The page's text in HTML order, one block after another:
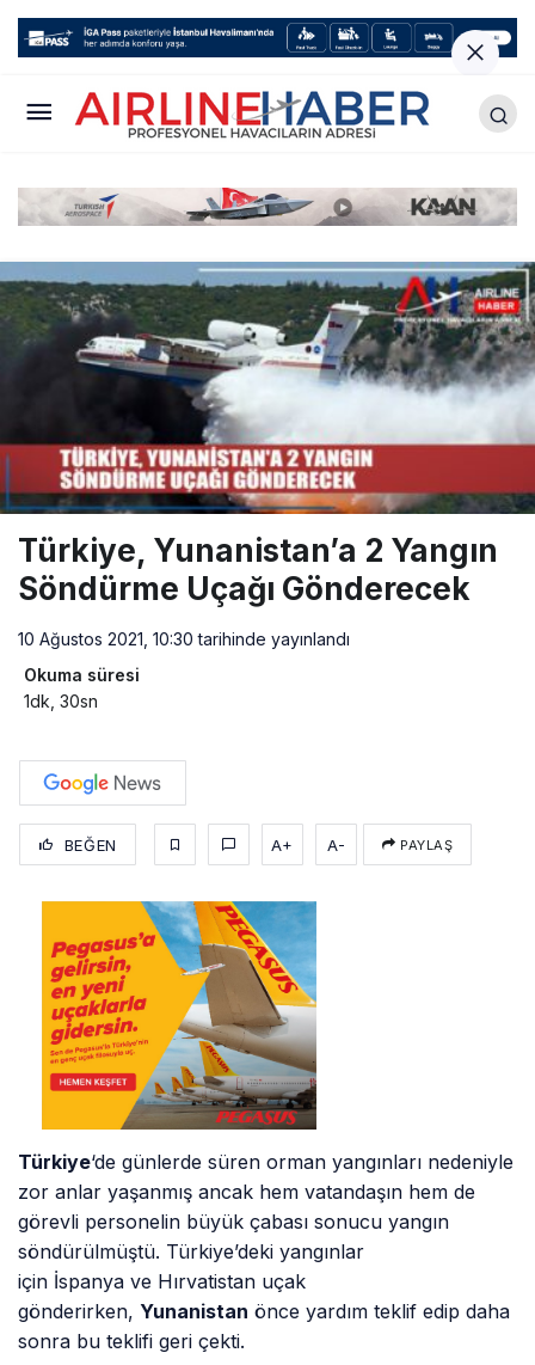
Türkiye, Yunanistan’a 2 Yangın
Söndürme Uçağı Gönderecek
10 Ağustos 2021, 10:30 tarihinde yayınlandı
Okuma süresi
1dk, 30sn
BEĞEN A+ A- PAYLAŞ
Türkiye‘de günlerde süren orman yangınları nedeniyle
zor anlar yaşanmış ancak hem vatandaşın hem de
görevli personelin büyük çabası sonucu yangın
söndürülmüştü. Türkiye’deki yangınlar
için İspanya ve Hırvatistan uçak
gönderirken, Yunanistan önce yardım teklif edip daha
sonra bu teklifi geri çekti.